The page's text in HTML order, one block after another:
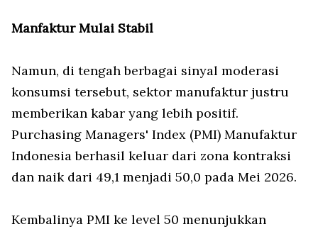
Manfaktur Mulai Stabil
Namun, di tengah berbagai sinyal moderasi
konsumsi tersebut, sektor manufaktur justru
memberikan kabar yang lebih positif.
Purchasing Managers' Index (PMI) Manufaktur
Indonesia berhasil keluar dari zona kontraksi
dan naik dari 49,1 menjadi 50,0 pada Mei 2026.
Kembalinya PMI ke level 50 menunjukkan